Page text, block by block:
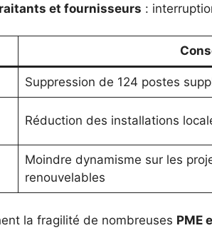
et fournisseurs :
Suppression de 124 postes
Réduction des installations
Moindre dynamisme sur les
renouvelables
la fragilité de nombreuses PME